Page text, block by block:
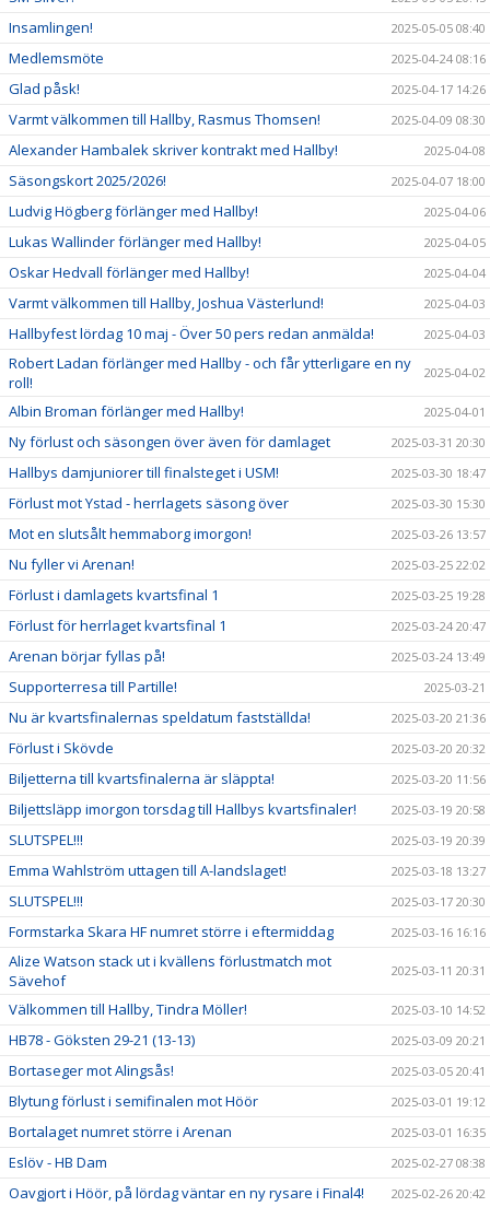
Insamlingen! 2025-05-05 08:40
Medlemsmöte 2025-04-24 08:16
Glad påsk! 2025-04-17 14:26
Varmt välkommen till Hallby, Rasmus Thomsen! 2025-04-09 08:30
Alexander Hambalek skriver kontrakt med Hallby! 2025-04-08
Säsongskort 2025/2026! 2025-04-07 18:00
Ludvig Högberg förlänger med Hallby! 2025-04-06
Lukas Wallinder förlänger med Hallby! 2025-04-05
Oskar Hedvall förlänger med Hallby! 2025-04-04
Varmt välkommen till Hallby, Joshua Västerlund! 2025-04-03
Hallbyfest lördag 10 maj - Över 50 pers redan anmälda! 2025-04-03
Robert Ladan förlänger med Hallby - och får ytterligare en ny
roll!
2025-04-02
Albin Broman förlänger med Hallby! 2025-04-01
Ny förlust och säsongen över även för damlaget 2025-03-31 20:30
Hallbys damjuniorer till finalsteget i USM! 2025-03-30 18:47
Förlust mot Ystad - herrlagets säsong över 2025-03-30 15:30
Mot en slutsålt hemmaborg imorgon! 2025-03-26 13:57
Nu fyller vi Arenan! 2025-03-25 22:02
Förlust i damlagets kvartsfinal 1 2025-03-25 19:28
Förlust för herrlaget kvartsfinal 1 2025-03-24 20:47
Arenan börjar fyllas på! 2025-03-24 13:49
Supporterresa till Partille! 2025-03-21
Nu är kvartsfinalernas speldatum fastställda! 2025-03-20 21:36
Förlust i Skövde 2025-03-20 20:32
Biljetterna till kvartsfinalerna är släppta! 2025-03-20 11:56
Biljettsläpp imorgon torsdag till Hallbys kvartsfinaler! 2025-03-19 20:58
SLUTSPEL!!! 2025-03-19 20:39
Emma Wahlström uttagen till A-landslaget! 2025-03-18 13:27
SLUTSPEL!!! 2025-03-17 20:30
Formstarka Skara HF numret större i eftermiddag 2025-03-16 16:16
Alize Watson stack ut i kvällens förlustmatch mot
Sävehof
2025-03-11 20:31
Välkommen till Hallby, Tindra Möller! 2025-03-10 14:52
HB78 - Göksten 29-21 (13-13) 2025-03-09 20:21
Bortaseger mot Alingsås! 2025-03-05 20:41
Blytung förlust i semifinalen mot Höör 2025-03-01 19:12
Bortalaget numret större i Arenan 2025-03-01 16:35
Eslöv - HB Dam 2025-02-27 08:38
Oavgjort i Höör, på lördag väntar en ny rysare i Final4! 2025-02-26 20:42